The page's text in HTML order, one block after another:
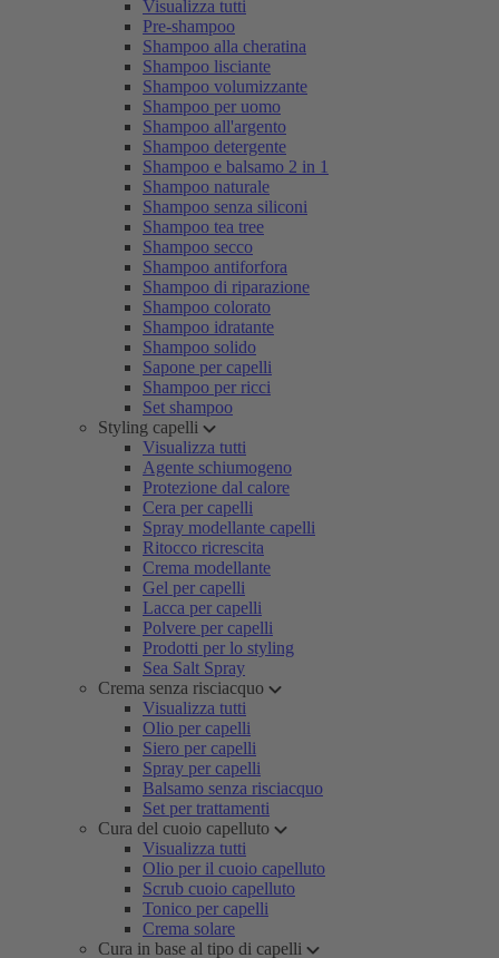
Visualizza tutti
Pre-shampoo
Shampoo alla cheratina
Shampoo lisciante
Shampoo volumizzante
Shampoo per uomo
Shampoo all'argento
Shampoo detergente
Shampoo e balsamo 2 in 1
Shampoo naturale
Shampoo senza siliconi
Shampoo tea tree
Shampoo secco
Shampoo antiforfora
Shampoo di riparazione
Shampoo colorato
Shampoo idratante
Shampoo solido
Sapone per capelli
Shampoo per ricci
Set shampoo
Styling capelli
Visualizza tutti
Agente schiumogeno
Protezione dal calore
Cera per capelli
Spray modellante capelli
Ritocco ricrescita
Crema modellante
Gel per capelli
Lacca per capelli
Polvere per capelli
Prodotti per lo styling
Sea Salt Spray
Crema senza risciacquo
Visualizza tutti
Olio per capelli
Siero per capelli
Spray per capelli
Balsamo senza risciacquo
Set per trattamenti
Cura del cuoio capelluto
Visualizza tutti
Olio per il cuoio capelluto
Scrub cuoio capelluto
Tonico per capelli
Crema solare
Cura in base al tipo di capelli